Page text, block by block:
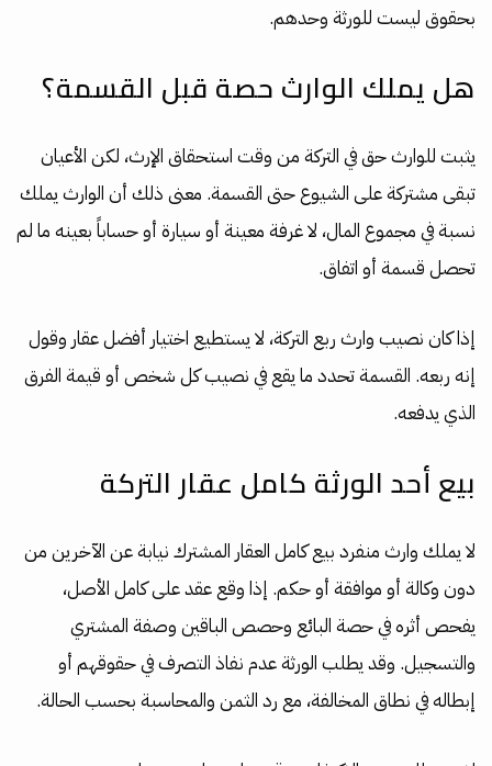
بحقوق ليست للورثة وحدهم.
هل يملك الوارث حصة قبل القسمة؟
يثبت للوارث حق في التركة من وقت استحقاق الإرث، لكن الأعيان
تبقى مشتركة على الشيوع حتى القسمة. معنى ذلك أن الوارث يملك
نسبة في مجموع المال، لا غرفة معينة أو سيارة أو حساباً بعينه ما لم
تحصل قسمة أو اتفاق.
إذا كان نصيب وارث ربع التركة، لا يستطيع اختيار أفضل عقار وقول
إنه ربعه. القسمة تحدد ما يقع في نصيب كل شخص أو قيمة الفرق
الذي يدفعه.
بيع أحد الورثة كامل عقار التركة
لا يملك وارث منفرد بيع كامل العقار المشترك نيابة عن الآخرين من
دون وكالة أو موافقة أو حكم. إذا وقع عقد على كامل الأصل،
يفحص أثره في حصة البائع وحصص الباقين وصفة المشتري
والتسجيل. وقد يطلب الورثة عدم نفاذ التصرف في حقوقهم أو
إبطاله في نطاق المخالفة، مع رد الثمن والمحاسبة بحسب الحالة.